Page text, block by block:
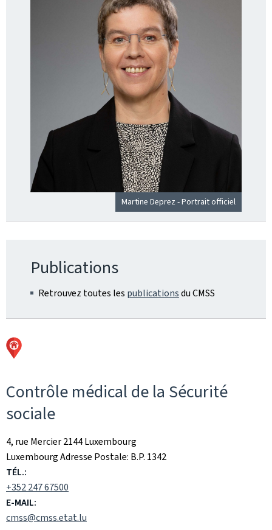
Martine Deprez - Portrait officiel
Publications
Retrouvez toutes les publicationsdu CMSS
Contrôle médical de la Sécurité
sociale
ADRESSE
:
4, rue Mercier2144Luxembourg
LuxembourgAdresse Postale: B.P. 1342
TÉL.:
+352 247 67500
E-MAIL:
cmss@cmss.etat.lu